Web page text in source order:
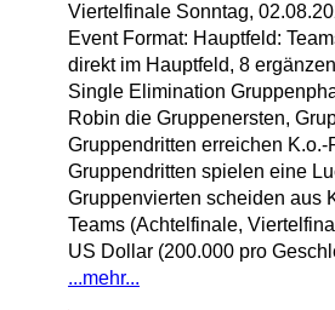
Viertelfinale Sonntag,
Event Format: Hauptfeld:
direkt im Hauptfeld, 8
Single Elimination
Robin die Gruppenersten,
Gruppendritten erreichen
Gruppendritten spielen eine
Gruppenvierten scheiden aus
Teams (Achtelfinale,
US Dollar (200.000 pro
...mehr...